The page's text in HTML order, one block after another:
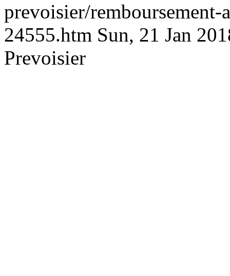
prevoisier/remboursement-
24555.htm Sun, 21 Jan
Prevoisier